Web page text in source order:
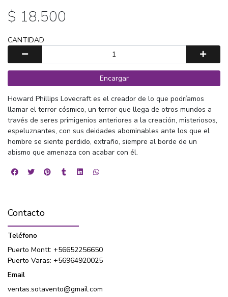
$ 18.500
CANTIDAD
Encargar
Howard Phillips Lovecraft es el creador de lo que podríamos
llamar el terror cósmico, un terror que llega de otros mundos a
través de seres primigenios anteriores a la creación, misteriosos,
espeluznantes, con sus deidades abominables ante los que el
hombre se siente perdido, extraño, siempre al borde de un
abismo que amenaza con acabar con él.
Contacto
Teléfono
Puerto Montt: +56652256650
Puerto Varas: +56964920025
Email
ventas.sotavento@gmail.com